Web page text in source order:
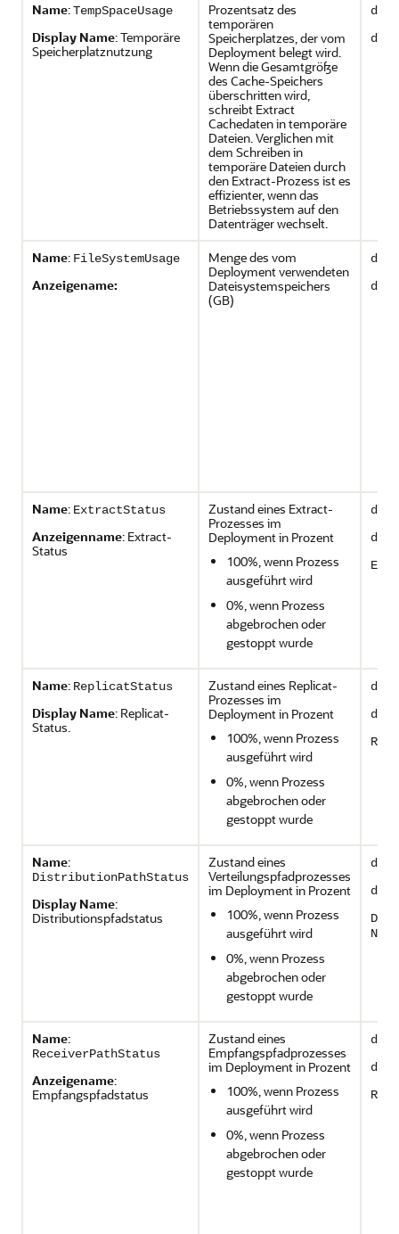
Name:TempSpaceUsage
Display Name: Temporäre
Speicherplatznutzung
Prozentsatz des
temporären
Speicherplatzes, der vom
Deployment belegt wird.
Wenn die Gesamtgröße
des Cache-Speichers
überschritten wird,
schreibt Extract
Cachedaten in temporäre
Dateien. Verglichen mit
dem Schreiben in
temporäre Dateien durch
den Extract-Prozess ist es
effizienter, wenn das
Betriebssystem auf den
Datenträger wechselt.
Name: FileSystemUsage
Anzeigename:
Menge des vom
Deployment verwendeten
Dateisystemspeichers
(GB)
Name: ExtractStatus
Anzeigenname: Extract-
Status
Zustand eines Extract-
Prozesses im
Deployment in Prozent
100%, wenn Prozess
ausgeführt wird
0%, wenn Prozess
abgebrochen oder
gestoppt wurde
Name: ReplicatStatus
Display Name: Replicat-
Status.
Zustand eines Replicat-
Prozesses im
Deployment in Prozent
100%, wenn Prozess
ausgeführt wird
0%, wenn Prozess
abgebrochen oder
gestoppt wurde
Name:
DistributionPathStatus
Display Name:
Distributionspfadstatus
Zustand eines
Verteilungspfadprozesses
im Deployment in Prozent
100%, wenn Prozess
ausgeführt wird
0%, wenn Prozess
abgebrochen oder
gestoppt wurde
Name
Name:
ReceiverPathStatus
Anzeigename:
Empfangspfadstatus
Zustand eines
Empfangspfadprozesses
im Deployment in Prozent
100%, wenn Prozess
ausgeführt wird
0%, wenn Prozess
abgebrochen oder
gestoppt wurde